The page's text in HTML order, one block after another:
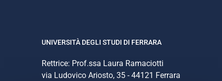
UNIVERSITÀ DEGLI STUDI DI FERRARA
Rettrice: Prof.ssa Laura Ramaciotti
via Ludovico Ariosto, 35 - 44121 Ferrara